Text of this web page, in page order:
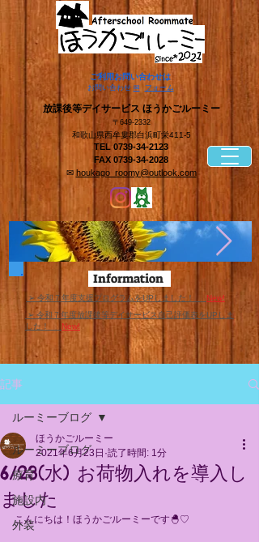
​ご利用お問い合わせは
​お問い合わせ ✉ フォーム
​放課後等デイサービス ほうかごルーミー
〒649-2332
和歌山県西牟婁郡白浜町栄411-5
TEL0739-34-2123
FAX 0739-34-2028
✉ houkago_roomy@outlook.com
Information
​ ➢ 令和７年度支援プログラムをUPしました！ New!
​ ➢ 令和７年度放課後等デイサービス自己評価表をUPしま
した！
New!
記事
ルーミーブログ
療育
施設内
外装
ルーミーブログ
6/23(水) お荷物入れを導入し
ました
ほうかごルーミー
2021年6月23日 読了時間: 1分
こんにちは！ほうかごルーミーです🐣♡